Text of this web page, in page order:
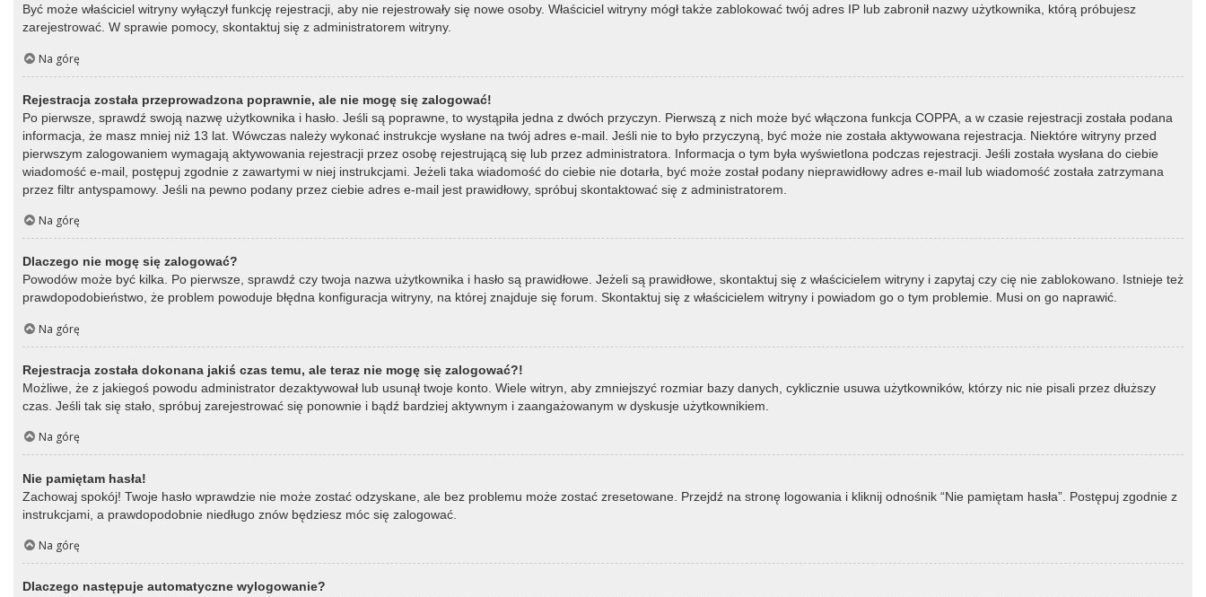
Być może właściciel witryny wyłączył funkcję rejestracji, aby nie rejestrowały się nowe osoby. Właściciel witryny mógł także zablokować twój adres IP lub zabronił nazwy użytkownika, którą próbujesz
zarejestrować. W sprawie pomocy, skontaktuj się z administratorem witryny.
Na górę
Rejestracja została przeprowadzona poprawnie, ale nie mogę się zalogować!
Po pierwsze, sprawdź swoją nazwę użytkownika i hasło. Jeśli są poprawne, to wystąpiła jedna z dwóch przyczyn. Pierwszą z nich może być włączona funkcja COPPA, a w czasie rejestracji została podana
informacja, że masz mniej niż 13 lat. Wówczas należy wykonać instrukcje wysłane na twój adres e-mail. Jeśli nie to było przyczyną, być może nie została aktywowana rejestracja. Niektóre witryny przed
pierwszym zalogowaniem wymagają aktywowania rejestracji przez osobę rejestrującą się lub przez administratora. Informacja o tym była wyświetlona podczas rejestracji. Jeśli została wysłana do ciebie
wiadomość e-mail, postępuj zgodnie z zawartymi w niej instrukcjami. Jeżeli taka wiadomość do ciebie nie dotarła, być może został podany nieprawidłowy adres e-mail lub wiadomość została zatrzymana
przez filtr antyspamowy. Jeśli na pewno podany przez ciebie adres e-mail jest prawidłowy, spróbuj skontaktować się z administratorem.
Na górę
Dlaczego nie mogę się zalogować?
Powodów może być kilka. Po pierwsze, sprawdź czy twoja nazwa użytkownika i hasło są prawidłowe. Jeżeli są prawidłowe, skontaktuj się z właścicielem witryny i zapytaj czy cię nie zablokowano. Istnieje też
prawdopodobieństwo, że problem powoduje błędna konfiguracja witryny, na której znajduje się forum. Skontaktuj się z właścicielem witryny i powiadom go o tym problemie. Musi on go naprawić.
Na górę
Rejestracja została dokonana jakiś czas temu, ale teraz nie mogę się zalogować?!
Możliwe, że z jakiegoś powodu administrator dezaktywował lub usunął twoje konto. Wiele witryn, aby zmniejszyć rozmiar bazy danych, cyklicznie usuwa użytkowników, którzy nic nie pisali przez dłuższy
czas. Jeśli tak się stało, spróbuj zarejestrować się ponownie i bądź bardziej aktywnym i zaangażowanym w dyskusje użytkownikiem.
Na górę
Nie pamiętam hasła!
Zachowaj spokój! Twoje hasło wprawdzie nie może zostać odzyskane, ale bez problemu może zostać zresetowane. Przejdź na stronę logowania i kliknij odnośnik “Nie pamiętam hasła”. Postępuj zgodnie z
instrukcjami, a prawdopodobnie niedługo znów będziesz móc się zalogować.
Na górę
Dlaczego następuje automatyczne wylogowanie?